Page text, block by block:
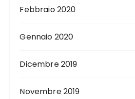
Febbraio 2020
Gennaio 2020
Dicembre 2019
Novembre 2019